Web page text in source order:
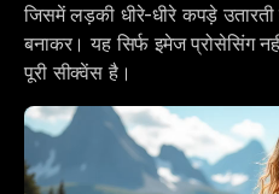
जिसमें लड़की धीरे-धीरे कपड़े
बनाकर। यह सिर्फ इमेज प्रोसेसिंग
पूरी सीक्वेंस है।